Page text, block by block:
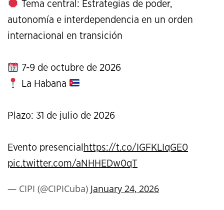
Tema central: Estrategias de poder,
autonomía e interdependencia en un orden
internacional en transición
7-9 de octubre de 2026
La Habana
Plazo: 31 de julio de 2026
Evento presencial https://t.co/IGFKLIqGE0
pic.twitter.com/aNHHEDw0qT
— CIPI (@CIPICuba) January 24, 2026